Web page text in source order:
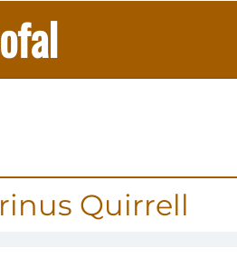
Quirrell